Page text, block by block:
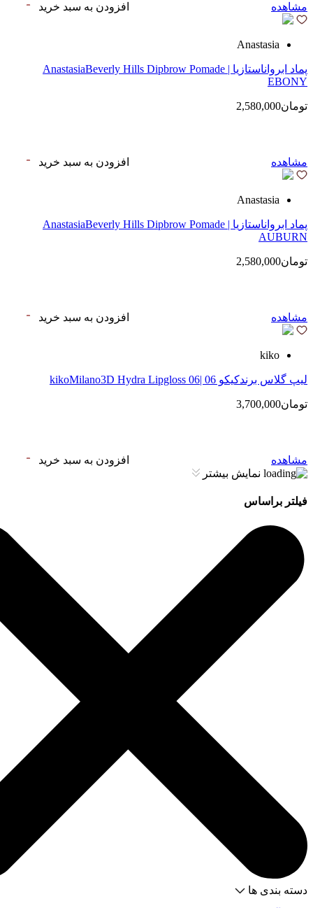
مشاهده افزودن به سبد خرید
Anastasia
پماد ابرواناستازیا | AnastasiaBeverly Hills Dipbrow Pomade
EBONY
تومان2,580,000
مشاهده افزودن به سبد خرید
Anastasia
پماد ابرواناستازیا | AnastasiaBeverly Hills Dipbrow Pomade
AUBURN
تومان2,580,000
مشاهده افزودن به سبد خرید
kiko
لیپ گلاس‌ برندکیکو 06 |kikoMilano3D Hydra Lipgloss 06
تومان3,700,000
مشاهده
افزودن به سبد خرید
نمایش بیشتر
فیلتر براساس
دسته بندی ها